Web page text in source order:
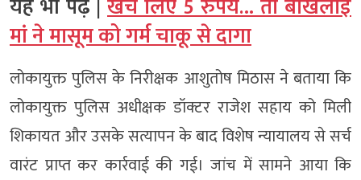
यह भी पढ़ें | खर्च लिए 5 रुपये… तो बौखलाई
मां ने मासूम को गर्म चाकू से दागा
लोकायुक्त पुलिस के निरीक्षक आशुतोष मिठास ने बताया कि
लोकायुक्त पुलिस अधीक्षक डॉक्टर राजेश सहाय को मिली
शिकायत और उसके सत्यापन के बाद विशेष न्यायालय से सर्च
वारंट प्राप्त कर कार्रवाई की गई। जांच में सामने आया कि